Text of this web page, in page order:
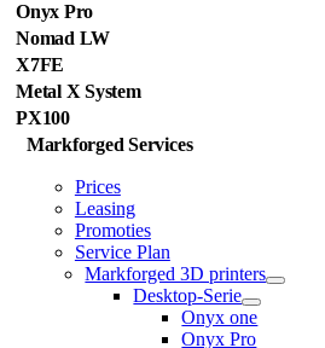
Onyx Pro
Nomad LW
X7FE
Metal X System
PX100
Markforged Services
Prices
Leasing
Promoties
Service Plan
Markforged 3D printers
Desktop-Serie
Onyx one
Onyx Pro